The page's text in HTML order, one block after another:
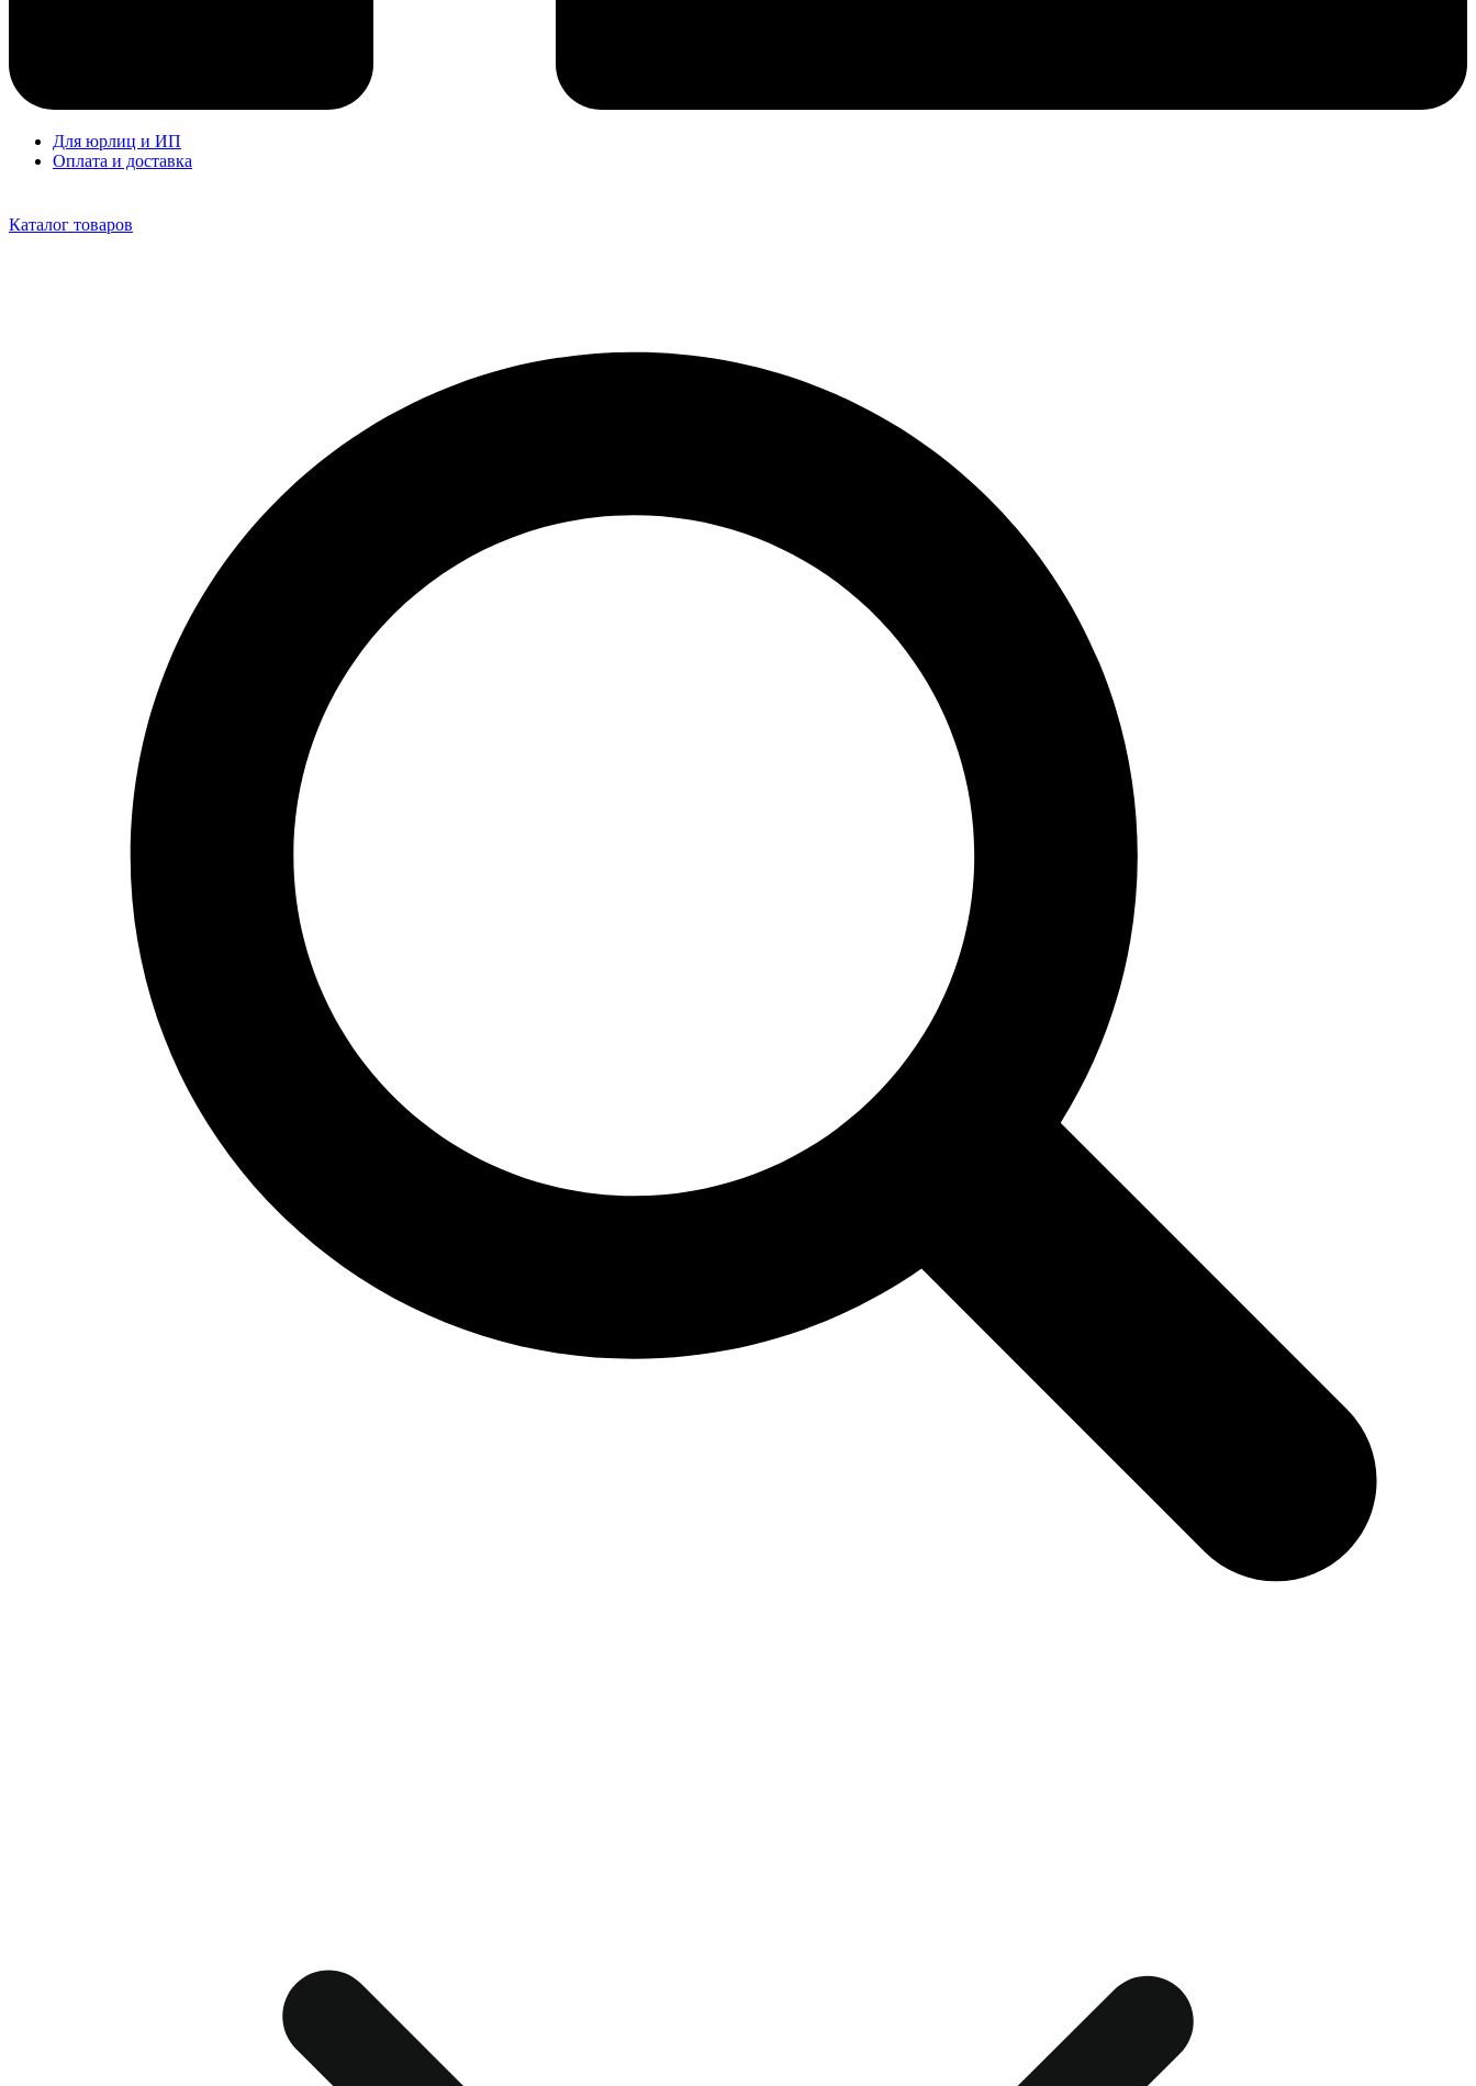
Для юрлиц и ИП
Оплата и доставка
Каталог товаров